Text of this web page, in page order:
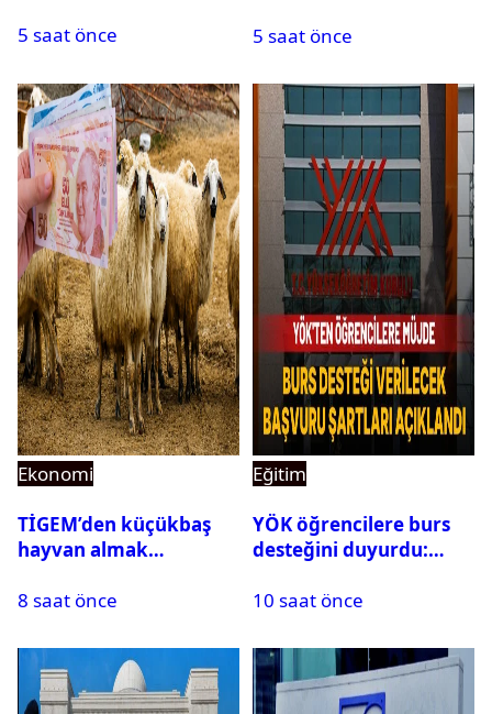
Toplam 25 Bin TL
5 saat önce
5 saat önce
Ekonomi
TİGEM’den küçükbaş
hayvan almak
350 küçükbaş hayvan
muhammen bedeli
açıklandı
8 saat önce
Eğitim
YÖK öğrencilere burs
desteğini duyurdu:
açıklandı
10 saat önce